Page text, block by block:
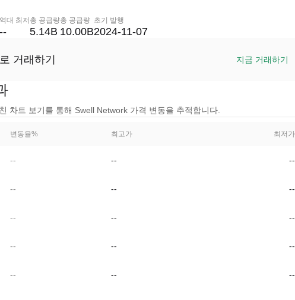
역대 최저
--
총 공급량
5.14B
총 공급량
10.00B
초기 발행
2024-11-07
거래하기 지금 거래하기
차트 보기를 통해 Swell Network 가격 변동을 추적합니다.
변동율% 최고가 최저가
-- -- --
-- -- --
-- -- --
-- -- --
-- -- --